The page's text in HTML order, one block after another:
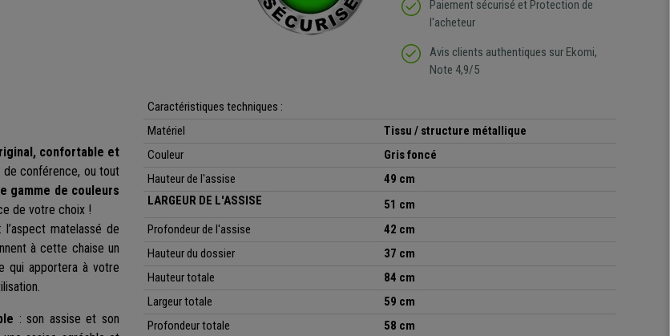
Paiement sécurisé et Protection de
l'acheteur
Avis clients authentiques sur Ekomi,
Note 4,9/5
confortable et
de conférence, ou tout
gamme de couleurs
de votre choix !
: l’aspect matelassé de
à cette chaise un
qui apportera à votre
: son assise et son
Caractéristiques techniques :
Matériel
Tissu / structure métallique
Couleur
Gris foncé
Hauteur de l'assise
49 cm
LARGEUR DE L'ASSISE
51 cm
Profondeur de l'assise
42 cm
Hauteur du dossier
37 cm
Hauteur totale
84 cm
Largeur totale
59 cm
Profondeur totale
58 cm